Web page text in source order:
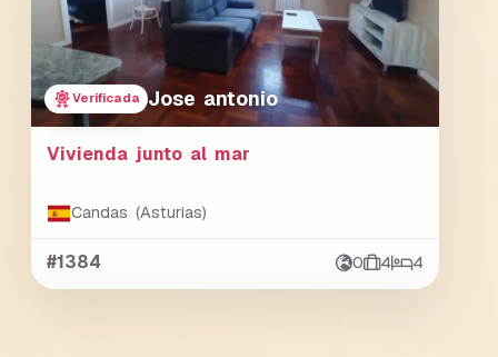
Verificada Jose antonio
Vivienda junto al mar
Candas (Asturias)
#1384 0 4 4